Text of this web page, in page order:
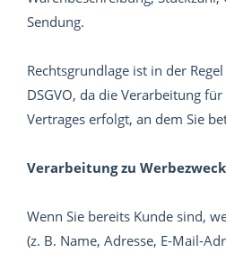
Sendung.
Rechtsgrundlage ist in der
DSGVO, da die Verarbeitung
Vertrages erfolgt, an dem Sie
Verarbeitung zu
Wenn Sie bereits Kunde sind,
(z. B. Name, Adresse, E-Mail-